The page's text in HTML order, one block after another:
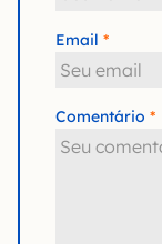
Email
Comentário